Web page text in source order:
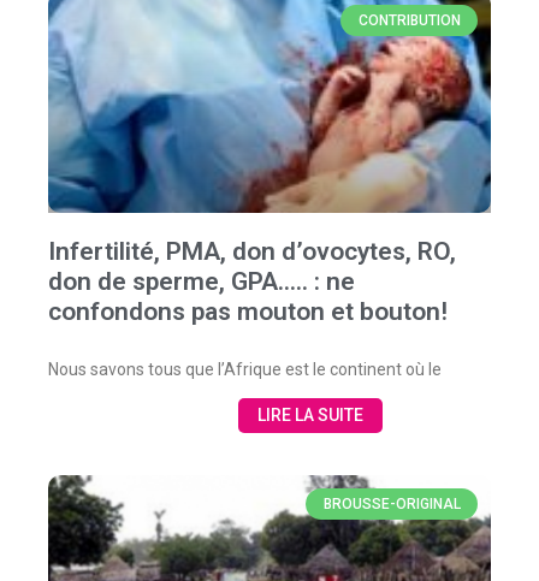
CONTRIBUTION
Infertilité, PMA, don d’ovocytes, RO,
don de sperme, GPA….. : ne
confondons pas mouton et bouton!
Nous savons tous que l’Afrique est le continent où le
LIRE LA SUITE
BROUSSE-ORIGINAL